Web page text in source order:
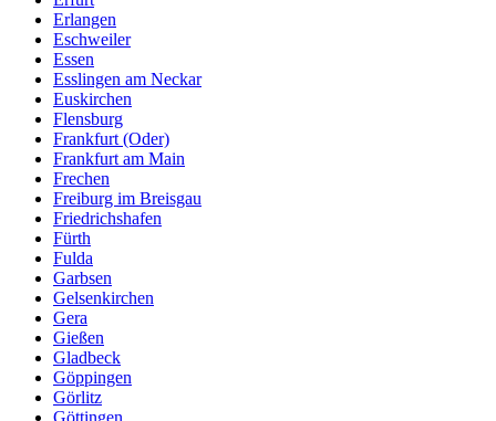
Erlangen
Eschweiler
Essen
Esslingen am Neckar
Euskirchen
Flensburg
Frankfurt (Oder)
Frankfurt am Main
Frechen
Freiburg im Breisgau
Friedrichshafen
Fürth
Fulda
Garbsen
Gelsenkirchen
Gera
Gießen
Gladbeck
Göppingen
Görlitz
Göttingen